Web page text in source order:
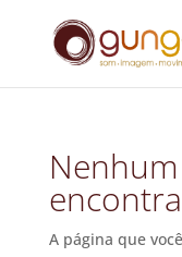
A página que